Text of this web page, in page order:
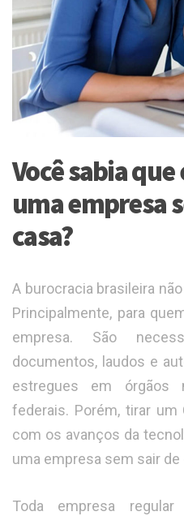
Você sabia
uma empresa
casa?
A burocracia brasileira
Principalmente, para
empresa. São
documentos, laudos e
estregues em órgãos
federais. Porém, tirar
com os avanços da
uma empresa sem sair de
Toda empresa